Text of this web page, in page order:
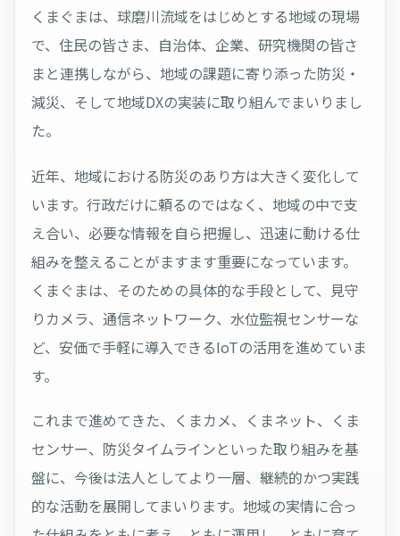
くまぐまは、球磨川流域をはじめとする地域の現場
で、住民の皆さま、自治体、企業、研究機関の皆さ
まと連携しながら、地域の課題に寄り添った防災・
減災、そして地域DXの実装に取り組んでまいりまし
た。
近年、地域における防災のあり方は大きく変化して
います。行政だけに頼るのではなく、地域の中で支
え合い、必要な情報を自ら把握し、迅速に動ける仕
組みを整えることがますます重要になっています。
くまぐまは、そのための具体的な手段として、見守
りカメラ、通信ネットワーク、水位監視センサーな
ど、安価で手軽に導入できるIoTの活用を進めていま
す。
これまで進めてきた、くまカメ、くまネット、くま
センサー、防災タイムラインといった取り組みを基
盤に、今後は法人としてより一層、継続的かつ実践
的な活動を展開してまいります。地域の実情に合っ